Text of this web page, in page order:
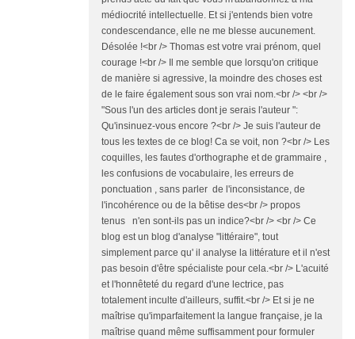
médiocrité intellectuelle. Et si j'entends bien votre
condescendance, elle ne me blesse aucunement.
Désolée !<br /> Thomas est votre vrai prénom, quel
courage !<br /> Il me semble que lorsqu'on critique
de manière si agressive, la moindre des choses est
de le faire également sous son vrai nom.<br /> <br />
"Sous l'un des articles dont je serais l'auteur ":
Qu'insinuez-vous encore ?<br /> Je suis l'auteur de
tous les textes de ce blog! Ca se voit, non ?<br /> Les
coquilles, les fautes d'orthographe et de grammaire ,
les confusions de vocabulaire, les erreurs de
ponctuation , sans parler de l'inconsistance, de
l'incohérence ou de la bêtise des<br /> propos
tenus n'en sont-ils pas un indice?<br /> <br /> Ce
blog est un blog d'analyse "littéraire", tout
simplement parce qu' il analyse la littérature et il n'est
pas besoin d'être spécialiste pour cela.<br /> L'acuité
et l'honnêteté du regard d'une lectrice, pas
totalement inculte d'ailleurs, suffit.<br /> Et si je ne
maîtrise qu'imparfaitement la langue française, je la
maîtrise quand même suffisamment pour formuler